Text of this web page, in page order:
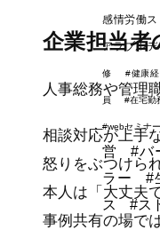
企業担当者
人事総務や管理
相談対応が上手
怒りをぶつけら
本人は「大丈夫
事例共有の場で
感情労働ス
アラブルデ
修 #健康
員 #在宅勤
#webセミナー
営
#バ
ラー
#
ス
#ス